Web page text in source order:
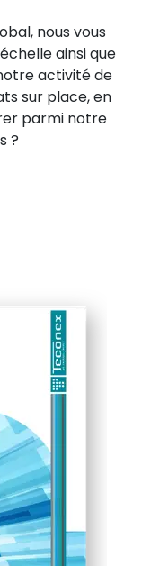
nous vous
ainsi que
activité de
sur place, en
parmi notre
?